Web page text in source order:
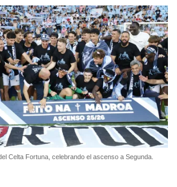
Celta Fortuna, celebrando el ascenso a Segunda.